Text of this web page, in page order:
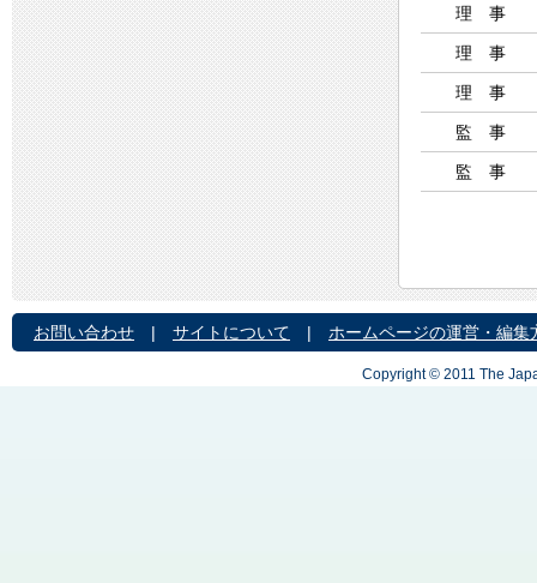
理 事
理 事
理 事
監 事
監 事
お問い合わせ | サイトについて | ホームページの運営・編集
Copyright © 2011 The